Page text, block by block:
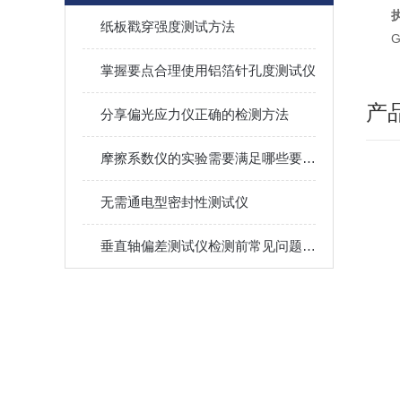
纸板戳穿强度测试方法
掌握要点合理使用铝箔针孔度测试仪
分享偏光应力仪正确的检测方法
摩擦系数仪的实验需要满足哪些要求？
无需通电型密封性测试仪
垂直轴偏差测试仪检测前常见问题分析
产